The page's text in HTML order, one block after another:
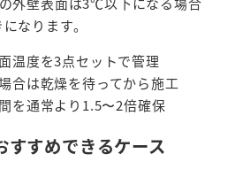
なります。
温度を3点セットで管理
合は乾燥を待ってから施工
を通常より1.5〜2倍確保
すめできるケース